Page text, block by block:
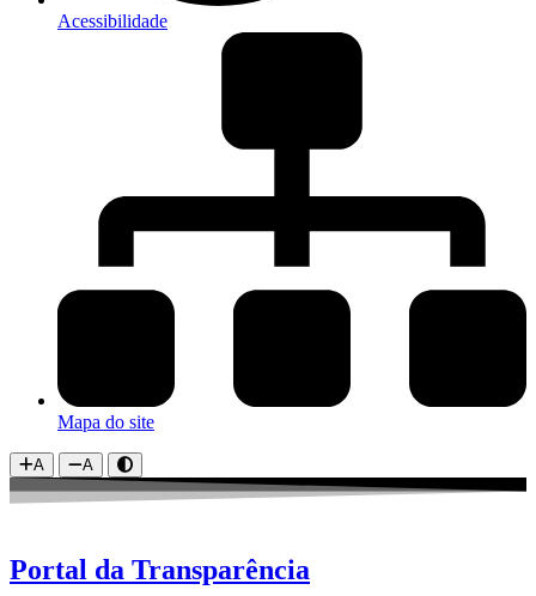
Acessibilidade
Mapa do site
A A
Portal da Transparência